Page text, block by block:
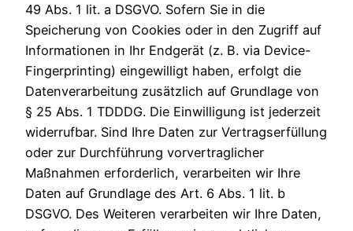
49 Abs. 1 lit. a DSGVO. Sofern Sie in die
Speicherung von Cookies oder in den Zugriff auf
Informationen in Ihr Endgerät (z. B. via Device-
Fingerprinting) eingewilligt haben, erfolgt die
Datenverarbeitung zusätzlich auf Grundlage von
§ 25 Abs. 1 TDDDG. Die Einwilligung ist jederzeit
widerrufbar. Sind Ihre Daten zur Vertragserfüllung
oder zur Durchführung vorvertraglicher
Maßnahmen erforderlich, verarbeiten wir Ihre
Daten auf Grundlage des Art. 6 Abs. 1 lit. b
DSGVO. Des Weiteren verarbeiten wir Ihre Daten,